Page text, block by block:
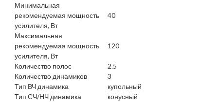
Минимальная
рекомендуемая мощность
усилителя, Вт
40
Максимальная
рекомендуемая мощность
усилителя, Вт
120
Количество полос
2.5
Количество динамиков
3
Тип ВЧ динамика
купольный
Тип СЧ/НЧ динамика
конусный